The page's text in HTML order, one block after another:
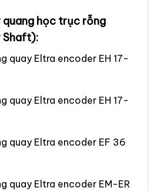
quang học trục rỗng
Shaft):
quay Eltra encoder EH 17-
quay Eltra encoder EH 17-
quay Eltra encoder EF 36
quay Eltra encoder EM-ER